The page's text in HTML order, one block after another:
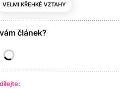
VELMI KŘEHKÉ VZTAHY
článek?